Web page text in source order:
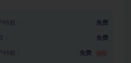
特权： 免费
： 免费
特权： 免费